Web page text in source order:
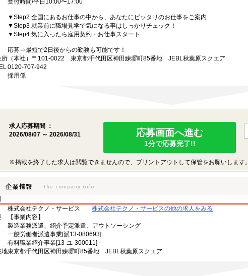
受付時間/平日10:00〜17:00
▼Step2 全国にあるお仕事の中から、あなたにピッタリのお仕事をご案内
▼Step3 就業前に職場見学で気になる事はしっかりチェック！
▼Step4 気に入ったら雇用契約・お仕事スタート
応募⇒最短で2日後からの勤務も可能です！
所 （本社）〒101-0022 東京都千代田区神田練塀町85番地 JEBL秋葉原スクエア
0120-707-942
採用係
求人応募期間 ：
2026/08/07 ～ 2026/08/31
応募画面へ進む
1分で応募完了!!
※掲載を終了した求人は閲覧できませんので、プリントアウトして保管をお願いします。
株式会社テクノ・サービス
株式会社テクノ・サービスの他の求人をみる
【事業内容】
製造業務派遣、紹介予定派遣、アウトソーシング
一般労働者派遣事業[派13-080693]
有料職業紹介事業[13-ユ-300011]
地東京都千代田区神田練塀町85番地 JEBL秋葉原スクエア